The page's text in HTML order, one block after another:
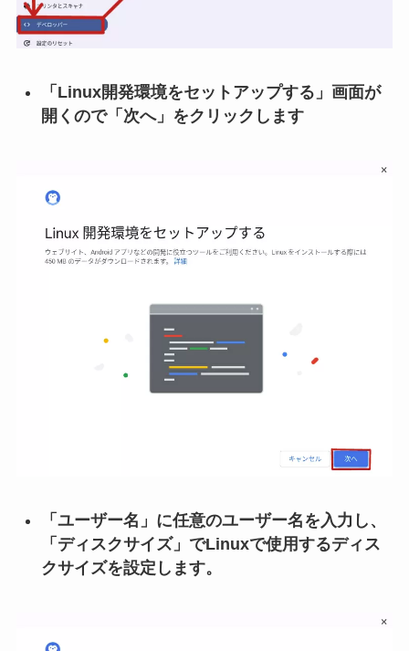
「Linux開発環境をセットアップする」画面が
開くので「次へ」をクリックします
「ユーザー名」に任意のユーザー名を入力し、
「ディスクサイズ」でLinuxで使用するディス
クサイズを設定します。